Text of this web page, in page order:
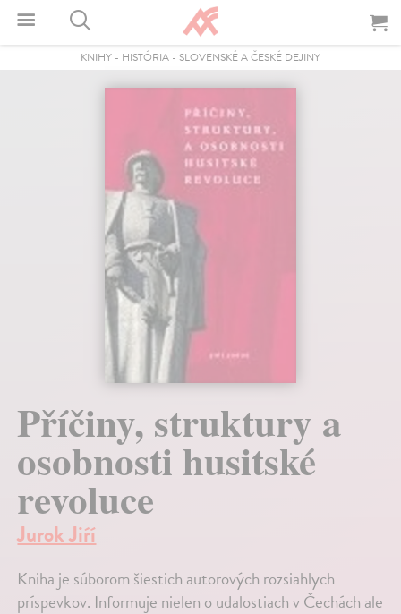
KNIHY - HISTÓRIA - SLOVENSKÉ A ČESKÉ DEJINY
Příčiny, struktury a
osobnosti husitské
revoluce
Jurok Jiŕí
Kniha je súborom šiestich autorových rozsiahlych
príspevkov. Informuje nielen o udalostiach v Čechách ale